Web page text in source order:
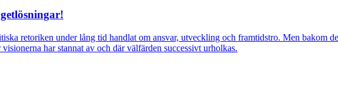
retoriken under lång tid handlat om ansvar, utveckling och framtidstro. Men bakom
har stannat av och där välfärden successivt urholkas.